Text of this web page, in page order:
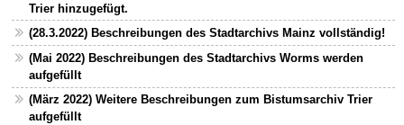
Trier hinzugefügt.
(28.3.2022) Beschreibungen des Stadtarchivs Mainz vollständig!
(Mai 2022) Beschreibungen des Stadtarchivs Worms werden
aufgefüllt
(März 2022) Weitere Beschreibungen zum Bistumsarchiv Trier
aufgefüllt